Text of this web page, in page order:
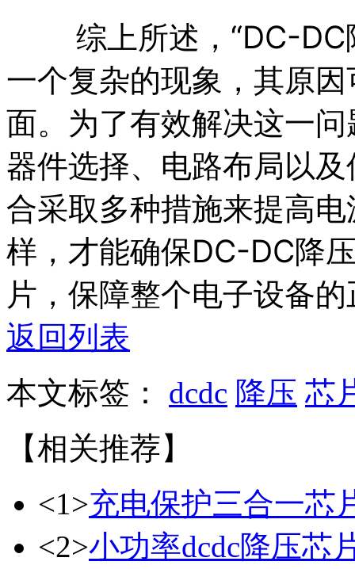
综上所述，“DC-
一个复杂的现象，其原
面。为了有效解决这一
器件选择、电路布局以
合采取多种措施来提高
样，才能确保DC-DC降
片，保障整个电子设备
返回列表
本文标签： dcdc 降压 芯
【相关推荐】
<1>充电保护三合一芯
<2>小功率dcdc降压芯